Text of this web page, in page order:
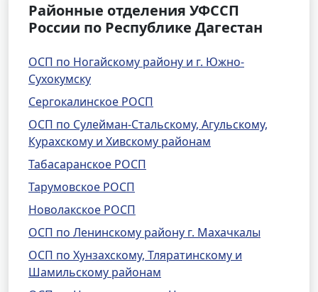
Районные отделения УФССП
России по Республике Дагестан
ОСП по Ногайскому району и г. Южно-
Сухокумску
Сергокалинское РОСП
ОСП по Сулейман-Стальскому, Агульскому,
Курахскому и Хивскому районам
Табасаранское РОСП
Тарумовское РОСП
Новолакское РОСП
ОСП по Ленинскому району г. Махачкалы
ОСП по Хунзахскому, Тляратинскому и
Шамильскому районам